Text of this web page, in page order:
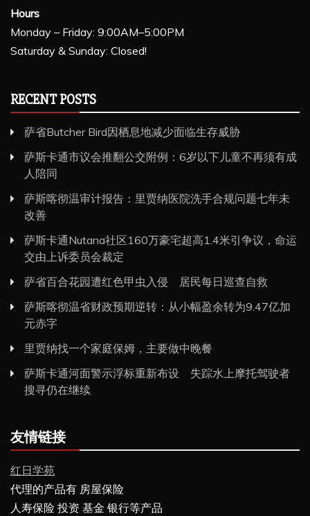
Hours
Monday – Friday: 9:00AM–5:00PM
Saturday & Sunday: Closed!
RECENT POSTS
萨省Butcher Bird因栖息地减少面临生存威胁
萨斯卡通市议会推翻公交附例：6岁以下儿童不再须有成
人陪同
萨斯喀彻温审计报告：里贾纳医院洗手合规问题七年未
改善
萨斯卡通Nutana社区160万豪宅超高1.4米引争议，命运
交由上诉委员会裁定
萨省百合花园遭红色甲虫入侵 居民每日巡查自救
萨斯喀彻温省财政预期逆转：从小幅盈余转为9.47亿加
元赤字
里贾纳找一个家庭保姆，主要做中晚餐
萨斯卡通河面警示浮标重新布设 失踪水上摩托驾驶者
搜寻仍在继续
友情链接
红日学苑
代理的产品有 房屋保险
人寿保险 投资 基金 银行等产品